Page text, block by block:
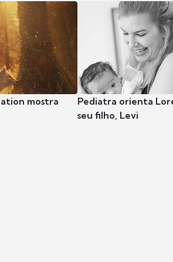
mostra
Pediatra orienta
seu filho, Levi